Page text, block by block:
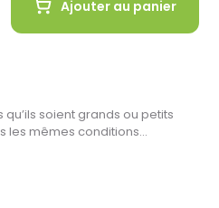
Ajouter au panier
soient grands ou petits
les mêmes conditions…